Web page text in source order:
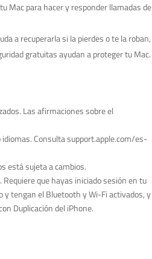
Mac para hacer y responder llamadas de
a recuperarla si la pierdes o te la roban,
gratuitas ayudan a proteger tu Mac.
Las afirmaciones sobre el
Consulta support.apple.com/es-
está sujeta a cambios.
que hayas iniciado sesión en tu
y tengan el Bluetooth y Wi-Fi activados, y
Duplicación del iPhone.